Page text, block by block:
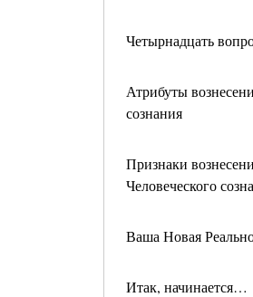
Четырнадцать
Атрибуты
сознания
Признаки
Человеческого
Ваша Новая
Итак, начинается…